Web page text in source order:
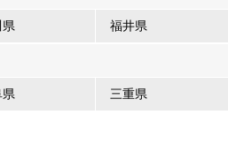
福井県
三重県